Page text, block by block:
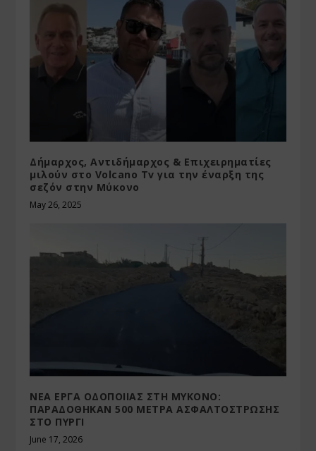
Δήμαρχος, Αντιδήμαρχος & Επιχειρηματίες
μιλούν στο Volcano Tv για την έναρξη της
σεζόν στην Μύκονο
May 26, 2025
ΝΕΑ ΕΡΓΑ ΟΔΟΠΟΙΙΑΣ ΣΤΗ ΜΥΚΟΝΟ:
ΠΑΡΑΔΟΘΗΚΑΝ 500 ΜΕΤΡΑ ΑΣΦΑΛΤΟΣΤΡΩΣΗΣ
ΣΤΟ ΠΥΡΓΙ
June 17, 2026